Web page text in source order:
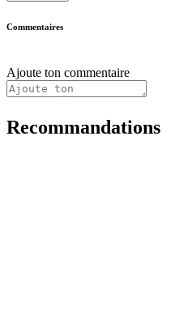
Commentaires
Ajoute ton commentaire
Recommandations